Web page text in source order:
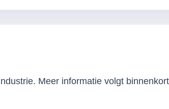
Meer informatie volgt